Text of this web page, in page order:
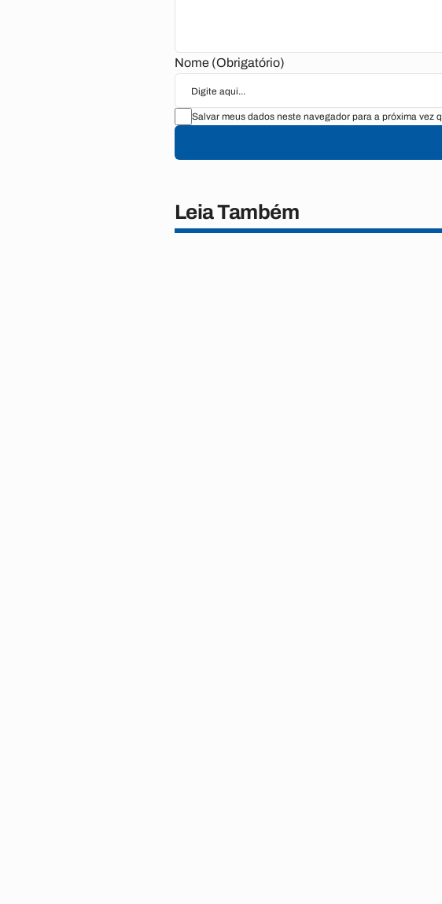
Nome (Obrigatório)
Salvar meus dados neste navegador para a próxima vez
Leia Também